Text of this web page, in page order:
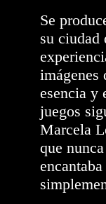
Se
su ciudad
imágenes
esencia y
juegos
Marcela
que